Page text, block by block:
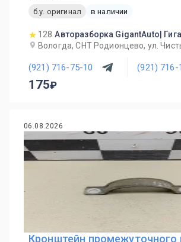
б.у. оригинал
в наличии
128 Авторазборка GigantAuto|
Вологда, СНТ Родионцево, ул.
(921) 716-75-10 (921) 716-
175
06.08.2026
Кронштейн промежуточного